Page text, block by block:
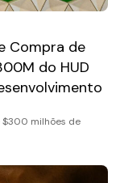
Compra de
do HUD
$300 milhões de